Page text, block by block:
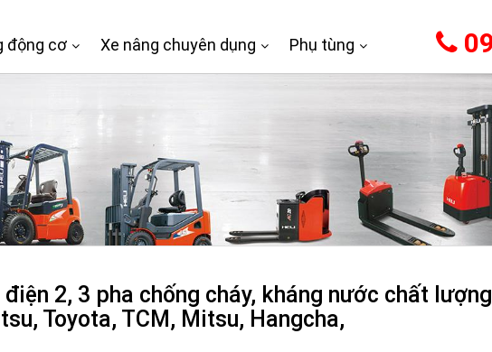
động cơ Xe nâng chuyên dụng Phụ tùng
2, 3 pha chống cháy, kháng nước chất
Toyota, TCM, Mitsu, Hangcha,